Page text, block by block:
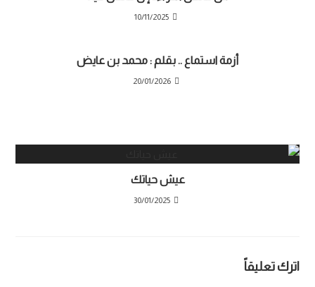
كذب… نسي أنه كذبة .. بقلم/ سلافة سمباوة
10/11/2025
أزمة استماع .. بقلم : محمد بن عايض
20/01/2026
عيش حياتك
30/01/2025
اترك تعليقاً